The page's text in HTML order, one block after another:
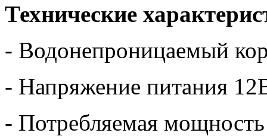
Технические
- Водонепроницаемый
- Напряжение питания
- Потребляемая